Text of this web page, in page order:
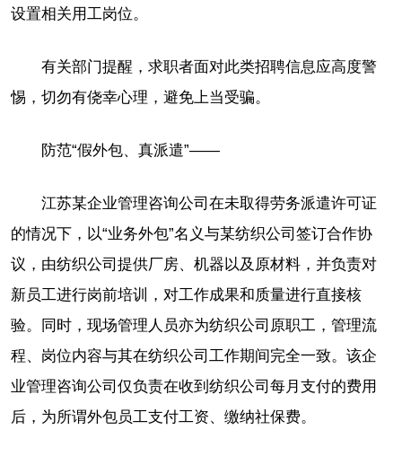
设置相关用工岗位。
有关部门提醒，求职者面对此类招聘信息应高度警
惕，切勿有侥幸心理，避免上当受骗。
防范“假外包、真派遣”——
江苏某企业管理咨询公司在未取得劳务派遣许可证
的情况下，以“业务外包”名义与某纺织公司签订合作协
议，由纺织公司提供厂房、机器以及原材料，并负责对
新员工进行岗前培训，对工作成果和质量进行直接核
验。同时，现场管理人员亦为纺织公司原职工，管理流
程、岗位内容与其在纺织公司工作期间完全一致。该企
业管理咨询公司仅负责在收到纺织公司每月支付的费用
后，为所谓外包员工支付工资、缴纳社保费。